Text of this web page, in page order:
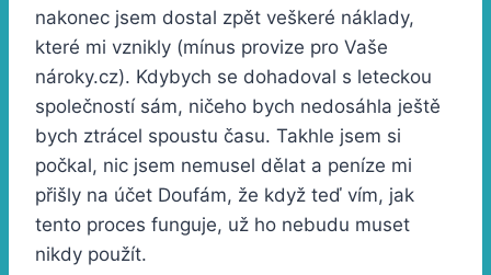
nakonec jsem dostal zpět veškeré náklady,
které mi vznikly (mínus provize pro Vaše
nároky.cz). Kdybych se dohadoval s leteckou
společností sám, ničeho bych nedosáhla ještě
bych ztrácel spoustu času. Takhle jsem si
počkal, nic jsem nemusel dělat a peníze mi
přišly na účet Doufám, že když teď vím, jak
tento proces funguje, už ho nebudu muset
nikdy použít.